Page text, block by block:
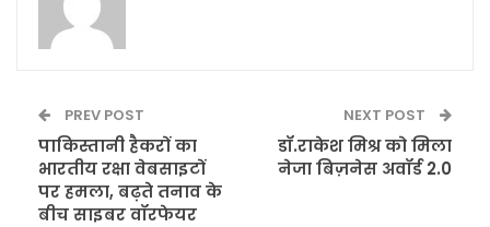
PREV POST
पाकिस्तानी हैकरों का
भारतीय रक्षा वेबसाइटों
पर हमला, बढ़ते तनाव के
बीच साइबर वॉरफेयर
NEXT POST
डॉ.राकेश मिश्र को मिला
नेजा बिज़नेस अवॉर्ड 2.0